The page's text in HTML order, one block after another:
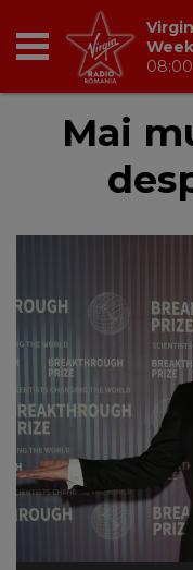
RADIO
BREAKFAST
TIC TALK
CÂȘTIGĂ
HOT 30
DANCEFLOOR
RADIO ACADEMY
NEWS
Mai